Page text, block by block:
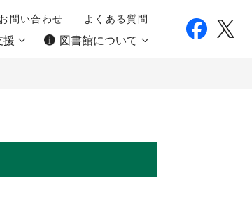
お問い合わせ よくある質問
援 図書館について